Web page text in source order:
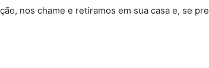
nos chame e retiramos em sua casa e, se